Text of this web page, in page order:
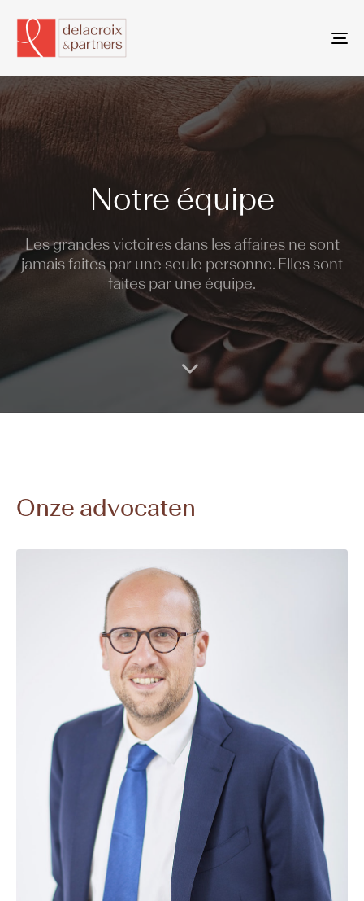
Notre équipe
Les grandes victoires dans les affaires ne sont
jamais faites par une seule personne. Elles sont
faites par une équipe.
Onze advocaten